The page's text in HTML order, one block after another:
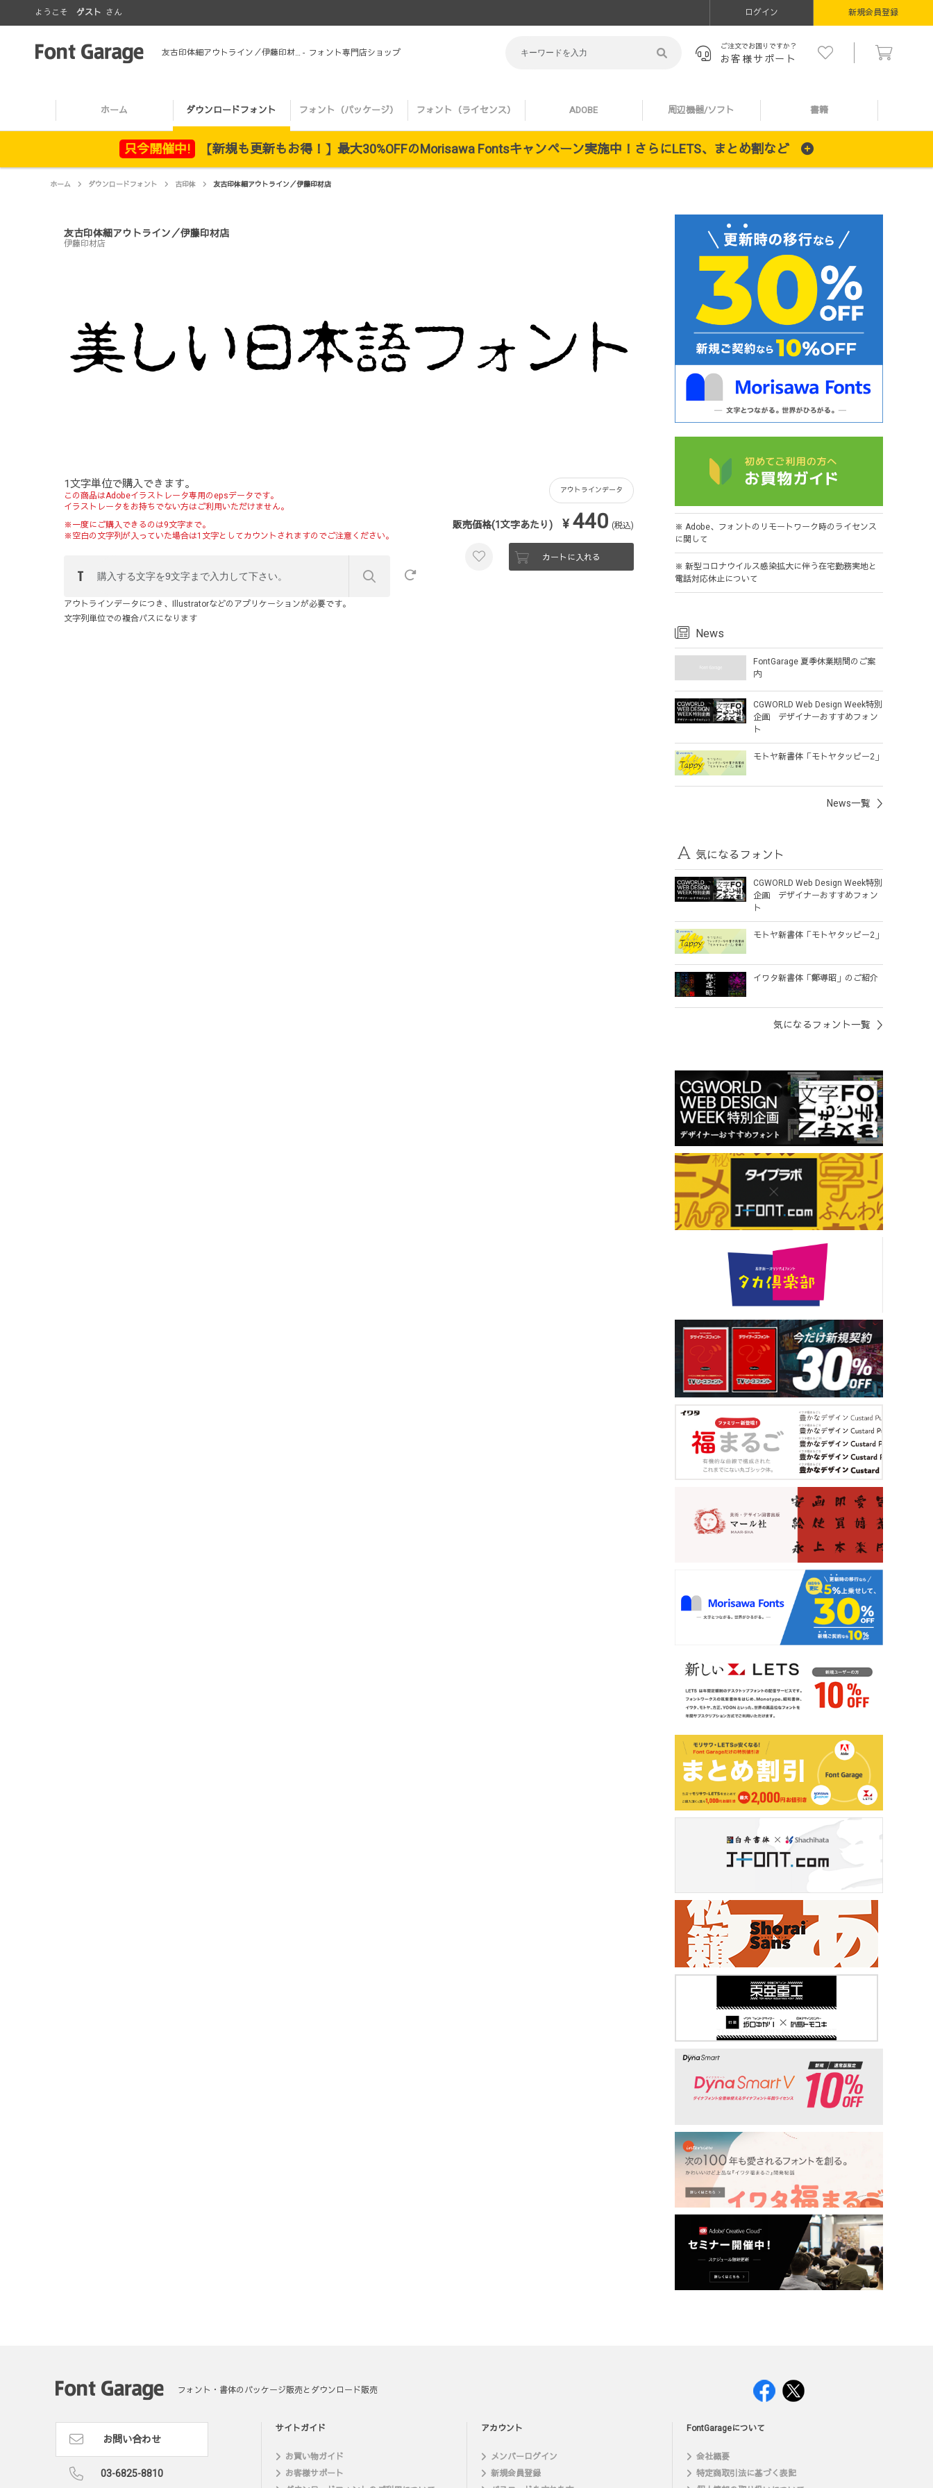
ようこそ ゲスト さん ログイン 新規会員登録
友古印体細アウトライン／伊藤印材店 - フォント専門店ショップ ご注文でお困りですか？
お客様サポート
ホーム ダウンロードフォント フォント（パッケージ） フォント（ライセンス） ADOBE 周辺機器/ソフト 書籍
只今開催中! 【新規も更新もお得！】最大30%OFFのMorisawa Fontsキャンペーン実施中！さらにLETS、まとめ割など
ホーム ダウンロードフォント 古印体 友古印体細アウトライン／伊藤印材店
友古印体細アウトライン／伊藤印材店
伊藤印材店
1文字単位で購入できます。
この商品はAdobeイラストレータ専用のepsデータです。
イラストレータをお持ちでない方はご利用いただけません。
※一度にご購入できるのは9文字まで。
※空白の文字列が入っていた場合は1文字としてカウントされますのでご注意ください。
アウトラインデータにつき、Illustratorなどのアプリケーションが必要です。
文字列単位での複合パスになります
アウトラインデータ
販売価格(1文字あたり) ¥ 440 (税込)
カートに入れる
※ Adobe、フォントのリモートワーク時のライセンス
に関して
※ 新型コロナウイルス感染拡大に伴う在宅勤務実地と
電話対応休止について
News
FontGarage 夏季休業期間のご案
内
CGWORLD Web Design Week特別
企画 デザイナーおすすめフォン
ト
モトヤ新書体「モトヤタッピー2」
News一覧
気になるフォント
CGWORLD Web Design Week特別
企画 デザイナーおすすめフォン
ト
モトヤ新書体「モトヤタッピー2」
イワタ新書体「鄭導昭」のご紹介
気になるフォント一覧
フォント・書体のパッケージ販売とダウンロード販売
お問い合わせ
03-6825-8810
サイトガイド
お買い物ガイド
お客様サポート
アカウント
メンバーログイン
新規会員登録
FontGarageについて
会社概要
特定商取引法に基づく表記